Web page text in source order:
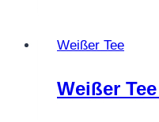
Weißer Tee
Weißer